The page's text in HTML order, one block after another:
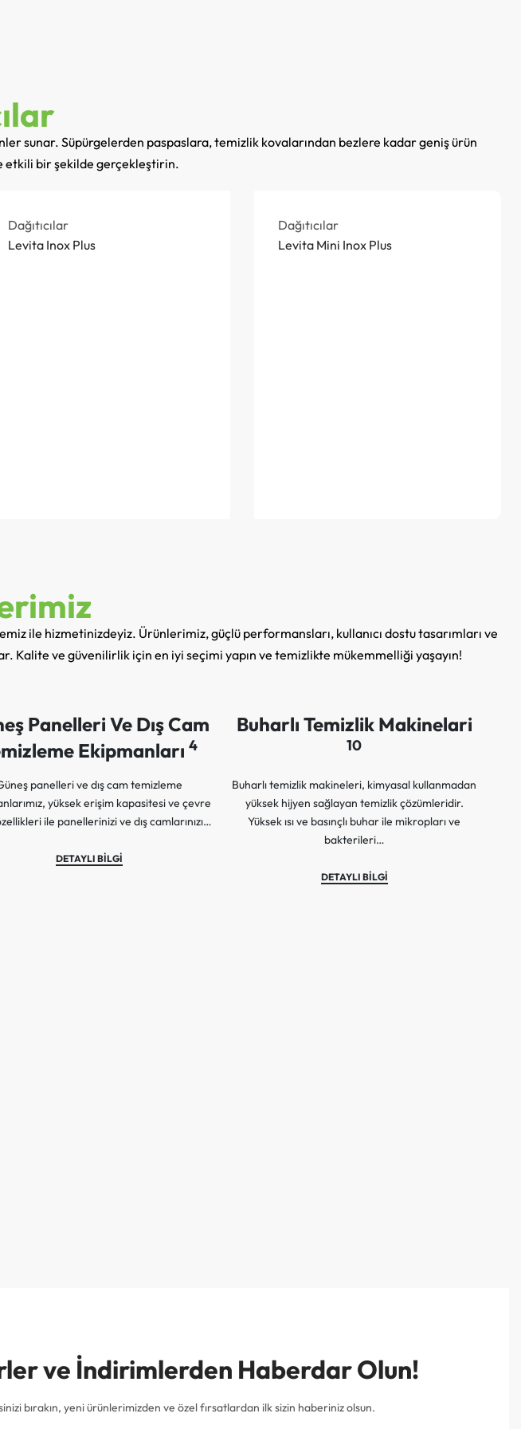
sunar. Süpürgelerden paspaslara, temizlik kovalarından bezlere kadar geniş ürün
etkili bir şekilde gerçekleştirin.
Dağıtıcılar
Levita Inox Plus
Dağıtıcılar
Levita Mini Inox Plus
ile hizmetinizdeyiz. Ürünlerimiz, güçlü performansları, kullanıcı dostu tasarımları ve
ve güvenilirlik için en iyi seçimi yapın ve temizlikte mükemmelliği yaşayın!
Panelleri Ve Dış Cam
Ekipmanları 4
panelleri ve dış cam temizleme
yüksek erişim kapasitesi ve çevre
ile panellerinizi ve dış camlarınızı…
DETAYLI BİLGİ
Buharlı Temizlik Makinelari
10
Buharlı temizlik makineleri, kimyasal kullanmadan
yüksek hijyen sağlayan temizlik çözümleridir.
Yüksek ısı ve basınçlı buhar ile mikropları ve
bakterileri…
DETAYLI BİLGİ
ve İndirimlerden Haberdar Olun!
bırakın, yeni ürünlerimizden ve özel fırsatlardan ilk sizin haberiniz olsun.